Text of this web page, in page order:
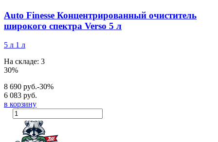
Auto Finesse Концентрированный очиститель
широкого спектра Verso 5 л
5 л 1 л
На складе: 3
30%
8 690 руб.-30%
6 083 руб.
в корзину